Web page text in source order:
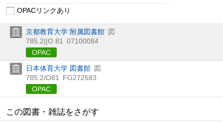
OPACリンクあり
京都教育大学 附属図書館 図
785.2||O 81
07100084
OPAC
日本体育大学 図書館 図
785.2/O81
FG272583
OPAC
この図書・雑誌をさがす